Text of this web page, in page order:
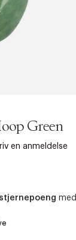
Green
en anmeldelse
med